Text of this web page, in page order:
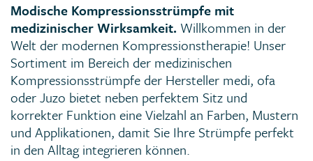
Modische Kompressionsstrümpfe mit
medizinischer Wirksamkeit. Willkommen in der
Welt der modernen Kompressionstherapie! Unser
Sortiment im Bereich der medizinischen
Kompressionsstrümpfe der Hersteller medi, ofa
oder Juzo bietet neben perfektem Sitz und
korrekter Funktion eine Vielzahl an Farben, Mustern
und Applikationen, damit Sie Ihre Strümpfe perfekt
in den Alltag integrieren können.